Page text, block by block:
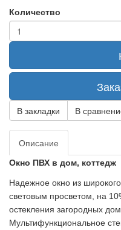
Количество
В закладки В
Описание
Окно ПВХ в дом, коттедж
Надежное окно из
световым просветом, на
остекления загородных
Мультифункциональное